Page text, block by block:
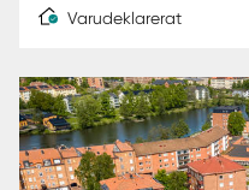
Varudeklarerat